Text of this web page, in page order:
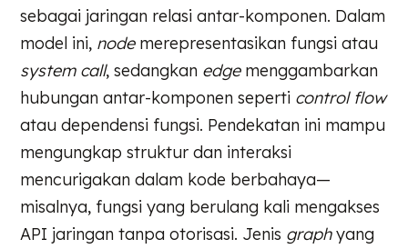
sebagai jaringan relasi antar-komponen. Dalam
model ini, nodemerepresentasikan fungsi atau
system call, sedangkan edgemenggambarkan
hubungan antar-komponen seperti control flow
atau dependensi fungsi. Pendekatan ini mampu
mengungkap struktur dan interaksi
mencurigakan dalam kode berbahaya—
misalnya, fungsi yang berulang kali mengakses
API jaringan tanpa otorisasi. Jenis graphyang